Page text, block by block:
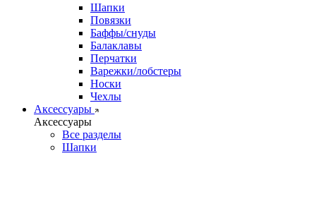
Шапки
Повязки
Баффы/снуды
Балаклавы
Перчатки
Варежки/лобстеры
Носки
Чехлы
Аксессуары
Аксессуары
Все разделы
Шапки